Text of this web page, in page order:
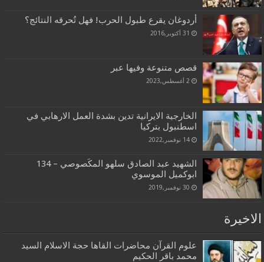
أردوغان يقرع طبول الحرب! فهل تُحرقه النتائج؟
31 أكتوبر,2016
قصص متنوعة وفيها عبر
2 أغسطس,2023
الخارجية الايرانية تدين بشدة العمل الارهابي في
اسطنبول بتركيا
14 نوفمبر,2022
الشهيد عبد الصادق سلهو المكَصوصي – 134
ابوكميل الموسوي
30 نوفمبر,2019
الاخيرة
علوم القرآن محاضرات القاها حجة الاسلام السيد
محمد باقر الحكيم